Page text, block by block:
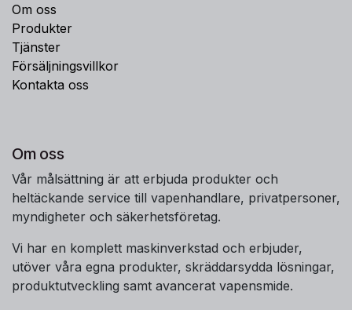
Om oss
Produkter
Tjänster
Försäljningsvillkor
Kontakta oss
Om oss
Vår målsättning är att erbjuda produkter och
heltäckande service till vapenhandlare, privatpersoner,
myndigheter och säkerhetsföretag.
Vi har en komplett maskinverkstad och erbjuder,
utöver våra egna produkter, skräddarsydda lösningar,
produktutveckling samt avancerat vapensmide.